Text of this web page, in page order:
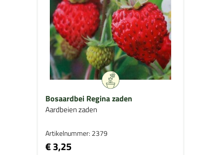
Bosaardbei Regina zaden
Aardbeien zaden
Artikelnummer: 2379
€ 3,25